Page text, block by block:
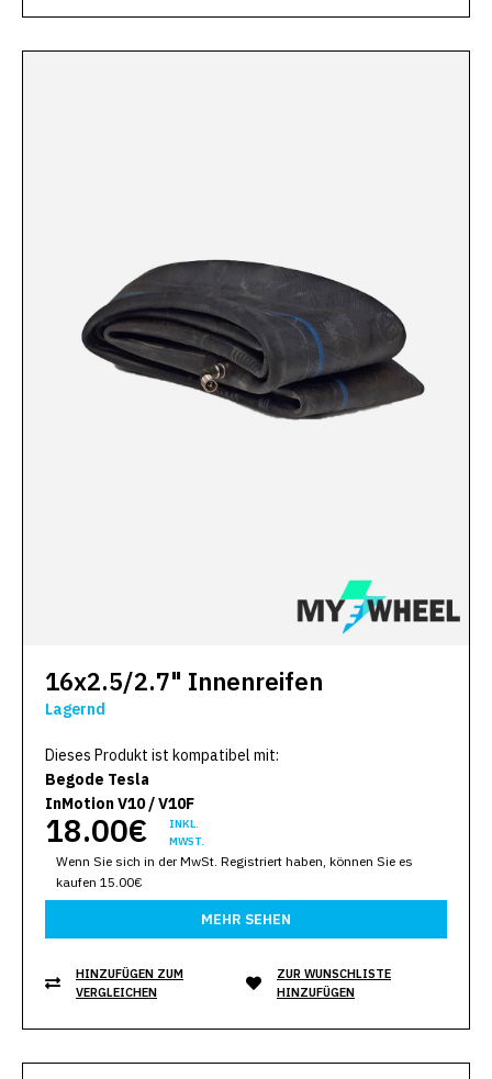
16x2.5/2.7" Innenreifen
Lagernd
Dieses Produkt ist kompatibel mit:
Begode Tesla
InMotion V10 / V10F
18.00€
INKL.
MWST.
Wenn Sie sich in der MwSt. Registriert haben, können Sie es
kaufen 15.00€
MEHR SEHEN
HINZUFÜGEN ZUM
VERGLEICHEN
ZUR WUNSCHLISTE
HINZUFÜGEN